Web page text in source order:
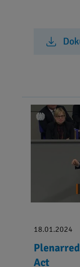
18.01.2024
Act